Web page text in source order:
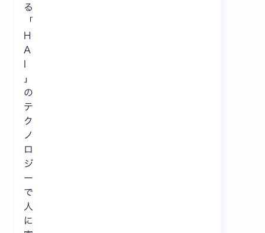
る
「
H
A
」
の
テ
ク
ノ
ロ
ジ
ー
で
人
に